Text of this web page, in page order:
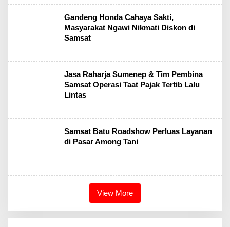
Gandeng Honda Cahaya Sakti,
Masyarakat Ngawi Nikmati Diskon di
Samsat
Jasa Raharja Sumenep & Tim Pembina
Samsat Operasi Taat Pajak Tertib Lalu
Lintas
Samsat Batu Roadshow Perluas Layanan
di Pasar Among Tani
View More